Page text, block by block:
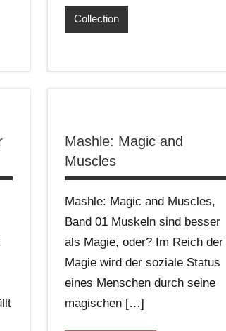
Collection
Mashle: Magic and
Muscles
Mashle: Magic and Muscles,
Band 01 Muskeln sind besser
als Magie, oder? Im Reich der
Magie wird der soziale Status
eines Menschen durch seine
magischen […]